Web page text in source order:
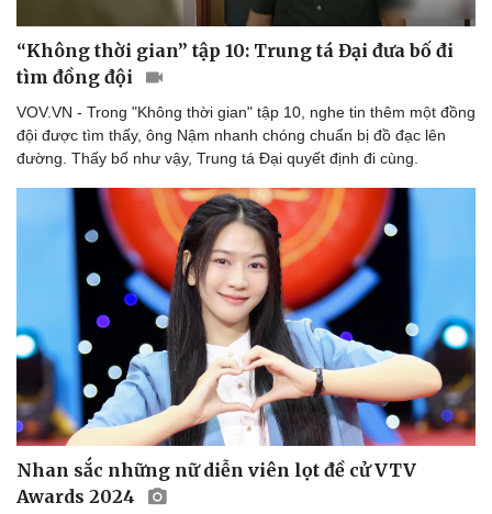
Du lịch
Tư vấn
Săn Tour
Podcast
Câu chuyện thời sự
“Không thời gian” tập 10: Trung tá Đại đưa bố đi
tìm đồng đội
VOV.VN - Trong "Không thời gian" tập 10, nghe tin thêm một đồng
đội được tìm thấy, ông Nậm nhanh chóng chuẩn bị đồ đạc lên
đường. Thấy bố như vậy, Trung tá Đại quyết định đi cùng.
Nhan sắc những nữ diễn viên lọt đề cử VTV
Awards 2024